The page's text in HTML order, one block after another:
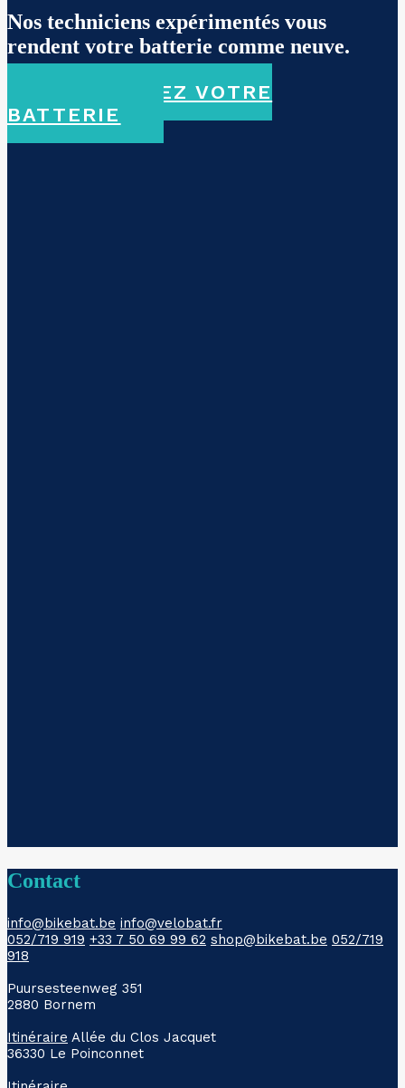
Nos techniciens expérimentés vous
rendent votre batterie comme neuve.
CHOISISSEZ VOTRE
BATTERIE
Contact
info@bikebat.be info@velobat.fr
052/719 919 +33 7 50 69 99 62 shop@bikebat.be 052/719
918
Puursesteenweg 351
2880 Bornem
Itinéraire Allée du Clos Jacquet
36330 Le Poinconnet